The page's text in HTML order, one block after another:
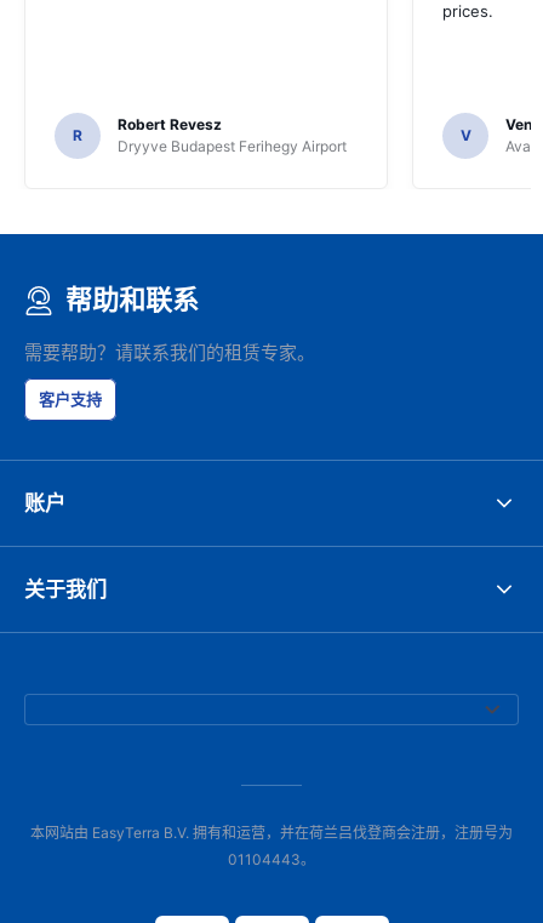
R
Robert Revesz
Dryyve Budapest Ferihegy Airport
prices.
V
帮助和联系
需要帮助？请联系我们的租赁专家。
客户支持
账户
关于我们
本网站由 EasyTerra B.V. 拥有和运营，并在荷兰吕伐登商会注册，注册号为
01104443。